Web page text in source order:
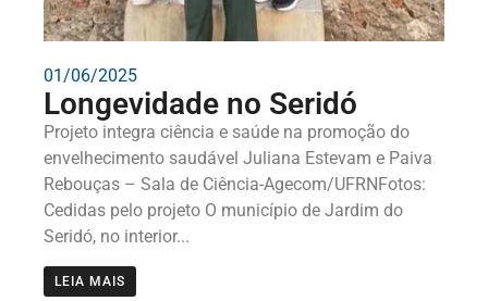
01/06/2025
Longevidade no Seridó
Projeto integra ciência e saúde na promoção do
envelhecimento saudável Juliana Estevam e Paiva
Rebouças – Sala de Ciência-Agecom/UFRNFotos:
Cedidas pelo projeto O município de Jardim do
Seridó, no interior...
LEIA MAIS